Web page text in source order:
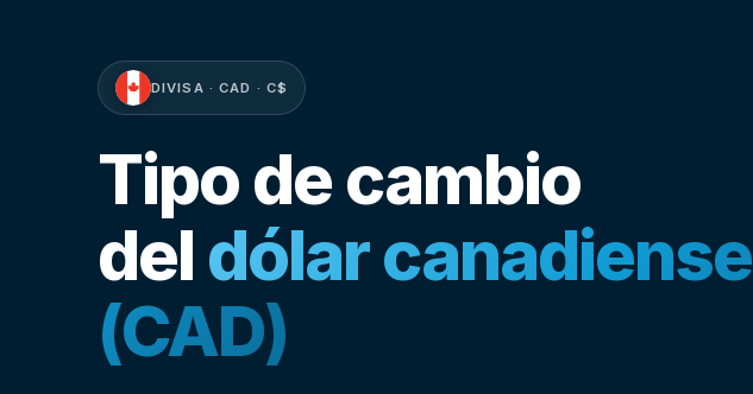
DIVISA · CAD · C$
Tipo de cambio
del dólar canadiense
(CAD)